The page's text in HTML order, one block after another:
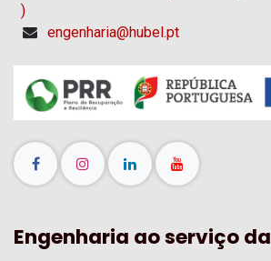
)
engenharia@hubel.pt
Engenharia ao serviço da